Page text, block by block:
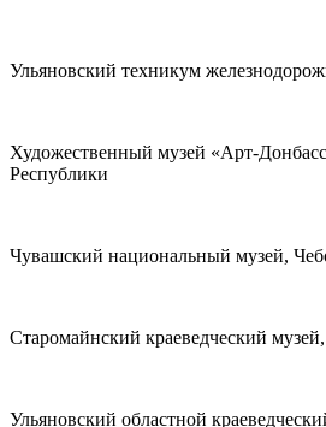
Ульяновский техникум
Художественный музей «Арт-
Республики
Чувашский национальный музей,
Старомайнский краеведческий музей,
Ульяновский областной